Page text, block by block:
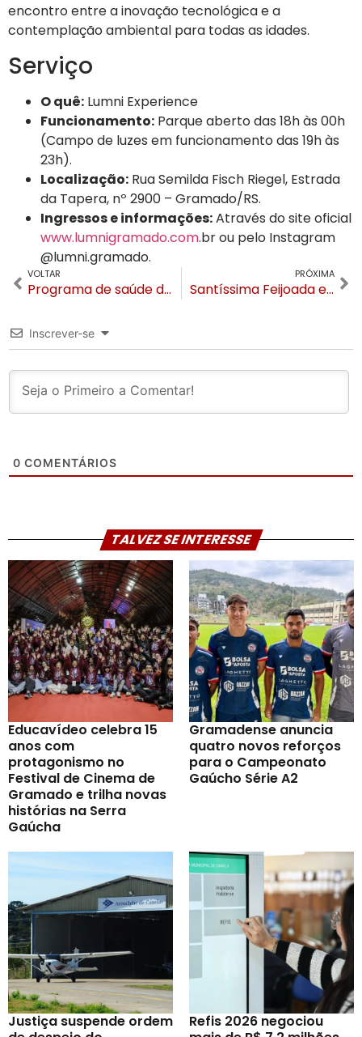
encontro entre a inovação tecnológica e a
contemplação ambiental para todas as idades.
Serviço
O quê: Lumni Experience
Funcionamento: Parque aberto das 18h às 00h
(Campo de luzes em funcionamento das 19h às
23h).
Localização: Rua Semilda Fisch Riegel, Estrada
da Tapera, nº 2900 – Gramado/RS.
Ingressos e informações:Através do site oficial
www.lumnigramado.com.br ou pelo Instagram
@lumni.gramado.
VOLTAR
Programa de saúde das UBSs de Canela ganha destaque em evento internacional
PRÓXIMA
Santíssima Feijoada em Gramado arrecada mais de R$ 58 mil para melhorias no Instituto Santíssima Trindade
Inscrever-se
0 COMENTÁRIOS
TALVEZ SE INTERESSE
Educavídeo celebra 15
anos com
protagonismo no
Festival de Cinema de
Gramado e trilha novas
histórias na Serra
Gaúcha
Gramadense anuncia
quatro novos reforços
para o Campeonato
Gaúcho Série A2
Justiça suspende ordem
Refis 2026 negociou